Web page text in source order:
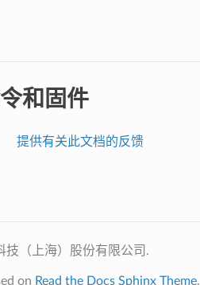
和固件
提供有关此文档的反馈
（上海）股份有限公司.
on Read the Docs Sphinx Theme.